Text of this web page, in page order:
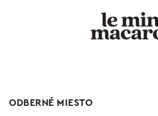
ODBERNÉ MIESTO